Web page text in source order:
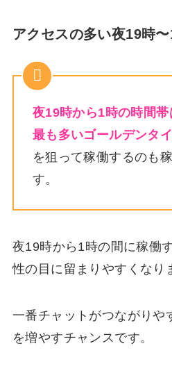
アクセスの多い夜19時
夜19時から1時の時間
最も多いゴールデンタイ
を狙って稼働するのも
す。
夜19時から1時の間に稼働
性の目に留まりやすくなり
一番チャットがつながりや
を増やすチャンスです。